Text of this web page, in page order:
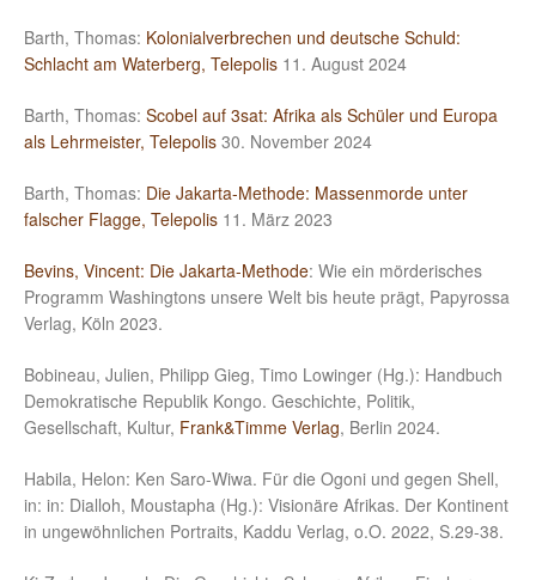
Barth, Thomas: Kolonialverbrechen und deutsche Schuld:
Schlacht am Waterberg, Telepolis 11. August 2024
Barth, Thomas: Scobel auf 3sat: Afrika als Schüler und Europa
als Lehrmeister, Telepolis 30. November 2024
Barth, Thomas: Die Jakarta-Methode: Massenmorde unter
falscher Flagge, Telepolis 11. März 2023
Bevins, Vincent: Die Jakarta-Methode: Wie ein mörderisches
Programm Washingtons unsere Welt bis heute prägt, Papyrossa
Verlag, Köln 2023.
Bobineau, Julien, Philipp Gieg, Timo Lowinger (Hg.): Handbuch
Demokratische Republik Kongo. Geschichte, Politik,
Gesellschaft, Kultur, Frank&Timme Verlag, Berlin 2024.
Habila, Helon: Ken Saro-Wiwa. Für die Ogoni und gegen Shell,
in: in: Dialloh, Moustapha (Hg.): Visionäre Afrikas. Der Kontinent
in ungewöhnlichen Portraits, Kaddu Verlag, o.O. 2022, S.29-38.